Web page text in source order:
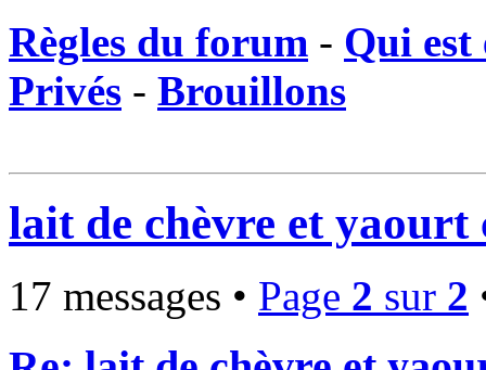
Règles du forum - Qui est
Privés - Brouillons
lait de chèvre et yaourt
17 messages • Page 2 sur 2